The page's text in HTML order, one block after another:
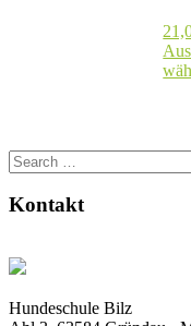
Search
for:
Kontakt
Hundeschule Bilz